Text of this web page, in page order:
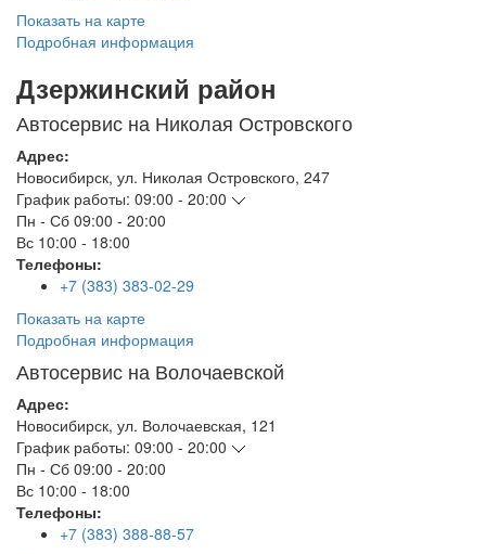
Показать на карте
Подробная информация
Дзержинский район
Автосервис на Николая Островского
Адрес:
Новосибирск, ул. Николая Островского, 247
График работы: 09:00 - 20:00
Пн - Сб 09:00 - 20:00
Вс 10:00 - 18:00
Телефоны:
+7 (383) 383-02-29
Показать на карте
Подробная информация
Автосервис на Волочаевской
Адрес:
Новосибирск, ул. Волочаевская, 121
График работы: 09:00 - 20:00
Пн - Сб 09:00 - 20:00
Вс 10:00 - 18:00
Телефоны:
+7 (383) 388-88-57